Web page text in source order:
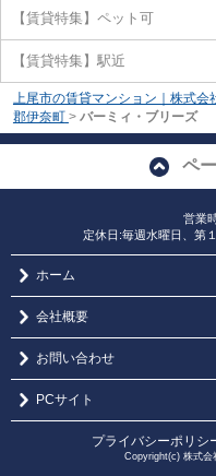
【賃貸特集】ペット可
【賃貸特集】駅近
上尾市の賃貸マンション｜株式会
郡伊奈町 > バーミィ・ブリーズ
ペ
営業
定休日:毎週水曜日、第
ホーム
会社概要
お問い合わせ
PCサイト
プライバシーポリシ
Copyright(c) 株式会